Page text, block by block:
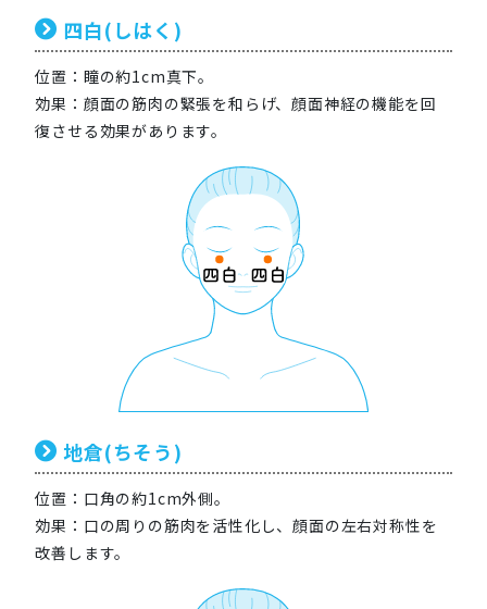
四白(しはく)
位置：瞳の約1cm真下。
効果：顔面の筋肉の緊張を和らげ、顔面神経の機能を回
復させる効果があります。
地倉(ちそう)
位置：口角の約1cm外側。
効果：口の周りの筋肉を活性化し、顔面の左右対称性を
改善します。